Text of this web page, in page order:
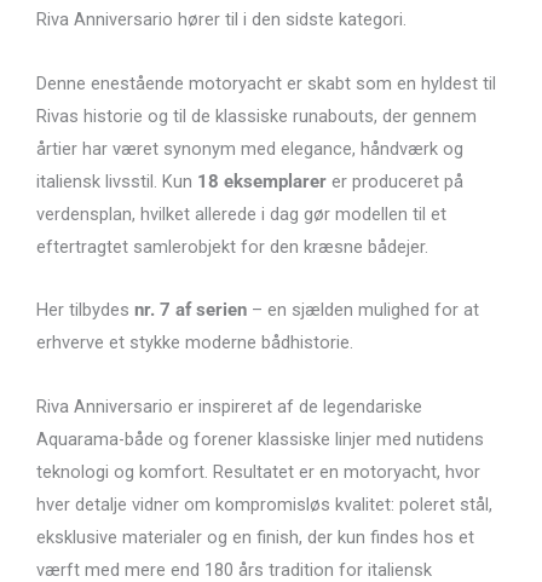
Riva Anniversario hører til i den sidste kategori.
Denne enestående motoryacht er skabt som en hyldest til
Rivas historie og til de klassiske runabouts, der gennem
årtier har været synonym med elegance, håndværk og
italiensk livsstil. Kun 18 eksemplarer er produceret på
verdensplan, hvilket allerede i dag gør modellen til et
eftertragtet samlerobjekt for den kræsne bådejer.
Her tilbydes nr. 7 af serien – en sjælden mulighed for at
erhverve et stykke moderne bådhistorie.
Riva Anniversario er inspireret af de legendariske
Aquarama-både og forener klassiske linjer med nutidens
teknologi og komfort. Resultatet er en motoryacht, hvor
hver detalje vidner om kompromisløs kvalitet: poleret stål,
eksklusive materialer og en finish, der kun findes hos et
værft med mere end 180 års tradition for italiensk